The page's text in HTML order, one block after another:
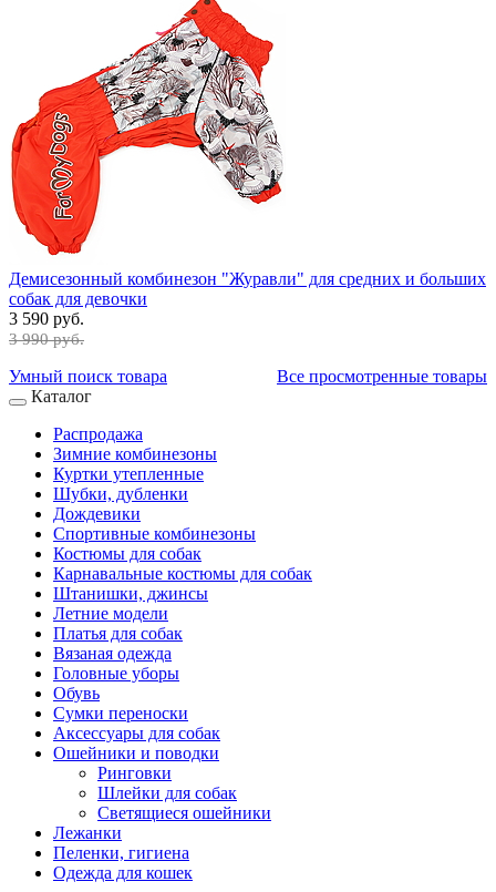
Демисезонный комбинезон "Журавли" для средних и больших
собак для девочки
3 590 руб.
3 990 руб.
Все просмотренные товары
Умный поиск товара
Каталог
Распродажа
Зимние комбинезоны
Куртки утепленные
Шубки, дубленки
Дождевики
Спортивные комбинезоны
Костюмы для собак
Карнавальные костюмы для собак
Штанишки, джинсы
Летние модели
Платья для собак
Вязаная одежда
Головные уборы
Обувь
Сумки переноски
Аксессуары для собак
Ошейники и поводки
Ринговки
Шлейки для собак
Светящиеся ошейники
Лежанки
Пеленки, гигиена
Одежда для кошек